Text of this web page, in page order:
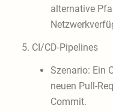
alternative
5. CI/CD-Pipelines
Szenario: Ein
neuen Pull-
Commit.